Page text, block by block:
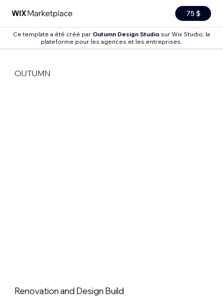
75 $
Ce template a été créé par Outumn Design Studio sur Wix Studio, la
plateforme pour les agences et les entreprises.